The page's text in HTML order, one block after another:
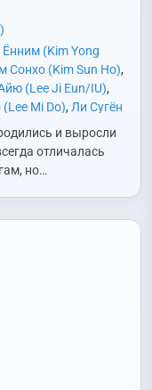
(Kim Yong
Сонхо (Kim Sun Ho),
(Lee Ji Eun/IU),
Mi Do), Ли Сугён
(Na Moon Hee)
Jae Yeol),Чон
Kyung),Чхве Дэхун
и выросли
отличалась
но…